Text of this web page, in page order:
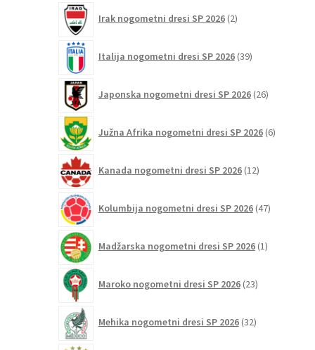
Irak nogometni dresi SP 2026 2izdelka
Italija nogometni dresi SP 2026 39izdelkov
Japonska nogometni dresi SP 2026 26izdelkov
Južna Afrika nogometni dresi SP 2026 6izdelkov
Kanada nogometni dresi SP 2026 12izdelkov
Kolumbija nogometni dresi SP 2026 47izdelkov
Madžarska nogometni dresi SP 2026 1izdelek
Maroko nogometni dresi SP 2026 23izdelkov
Mehika nogometni dresi SP 2026 32izdelkov